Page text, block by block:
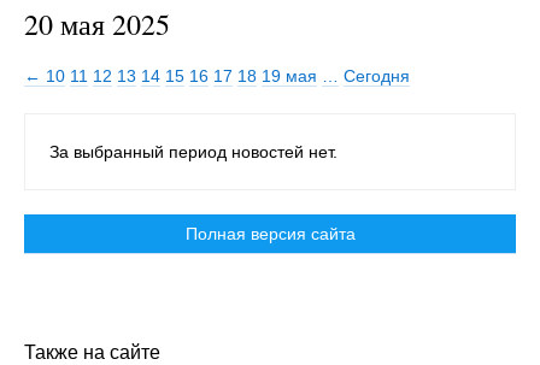
20 мая 2025
← 10 11 12 13 14 15 16 17 18 19 мая Сегодня
За выбранный период новостей нет.
Полная версия сайта
Также на сайте